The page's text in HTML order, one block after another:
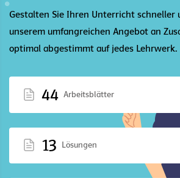
Gestalten Sie Ihren Unterricht schneller
unserem umfangreichen Angebot an
optimal abgestimmt auf jedes Lehrwerk.
44 Arbeitsblätter
13 Lösungen